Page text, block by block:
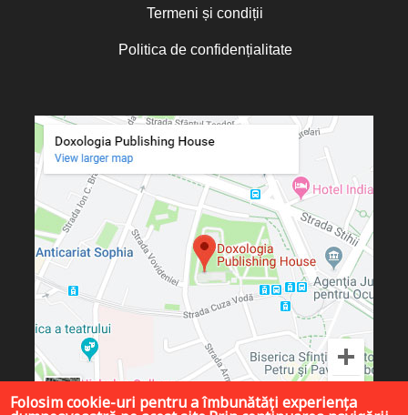
Termeni și condiții
Politica de confidențialitate
Folosim cookie-uri pentru a îmbunătăți experiența